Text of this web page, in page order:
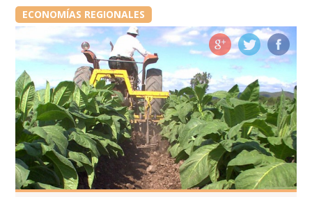
ECONOMÍAS REGIONALES